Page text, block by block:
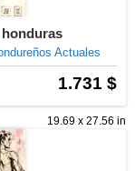
Actuales
1.731 $
19.69 x 27.56 in